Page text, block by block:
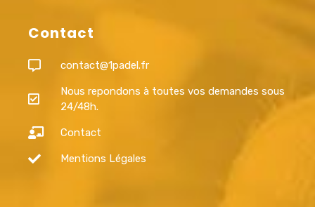
Contact
contact@1padel.fr
Nous repondons à toutes vos demandes sous
24/48h.
Contact
Mentions Légales